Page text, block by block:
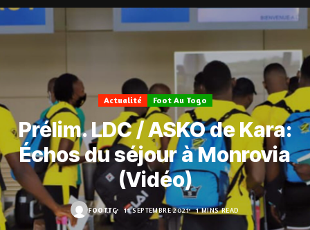
Actualité Foot Au Togo
Prélim. LDC / ASKO de Kara:
Échos du séjour à Monrovia
(Vidéo)
FOOT.TG 11 SEPTEMBRE 2021 1 MINS READ